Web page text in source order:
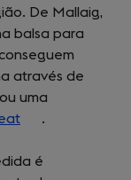
a
new
tab)
De Mallaig,
balsa para
através de
ou uma
(opens
a
.
é